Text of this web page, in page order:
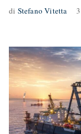
di Stefano Vitetta